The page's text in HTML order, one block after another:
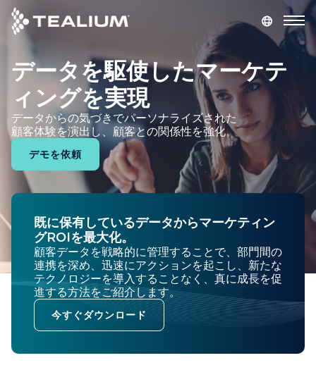
main
content
デモを依頼 ログイン
プラットフォーム
ソリューション
業種
リソース
会社
データを駆使したマーケテ
ィングを実現
データからの気づきでパーソナライズされた
顧客体験を演出し、顧客との関係性を強化。
デモを依頼
既に保有しているデータからマーケティン
グROIを最大化。
顧客データを戦略的に管理することで、部門間の
連携を深め、迅速にアクションを起こし、新たな
テクノロジーを導入することなく、真に成長を促
進する方法をご紹介します。
今すぐダウンロード